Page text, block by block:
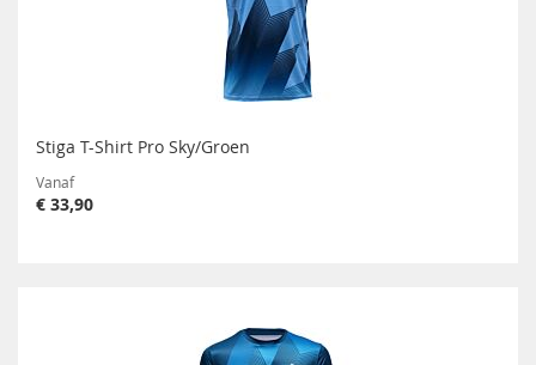
Stiga T-Shirt Pro Sky/Groen
Vanaf
€ 33,90